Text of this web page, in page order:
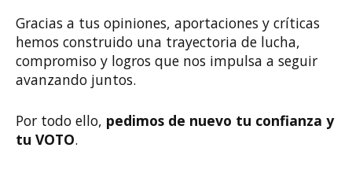
Gracias a tus opiniones, aportaciones y críticas
hemos construido una trayectoria de lucha,
compromiso y logros que nos impulsa a seguir
avanzando juntos.
Por todo ello, pedimos de nuevo tu confianza y
tu VOTO.